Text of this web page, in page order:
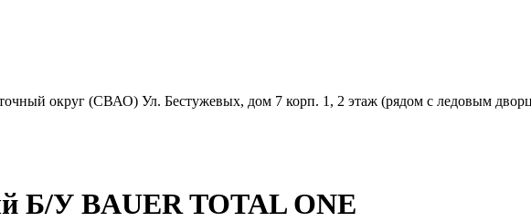
округ (СВАО) Ул. Бестужевых, дом 7 корп. 1, 2 этаж (рядом с ледовым
Б/У BAUER TOTAL ONE